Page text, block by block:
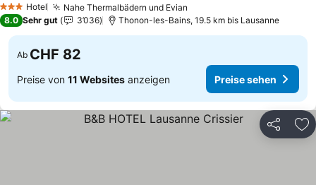
3 SterneHotel Nahe Thermalbädern und Evian
8.0 Sehr gut 3’036 Thonon-les-Bains, 19.5 km bis Lausanne
Ab CHF 82
Preise von 11 Websites anzeigen Preise sehen
Teilen